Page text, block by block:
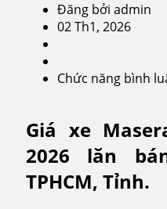
Đăng bởi admin
02 Th1, 2026
Chức năng bình
Giá xe
2026 lăn
TPHCM, Tỉnh.